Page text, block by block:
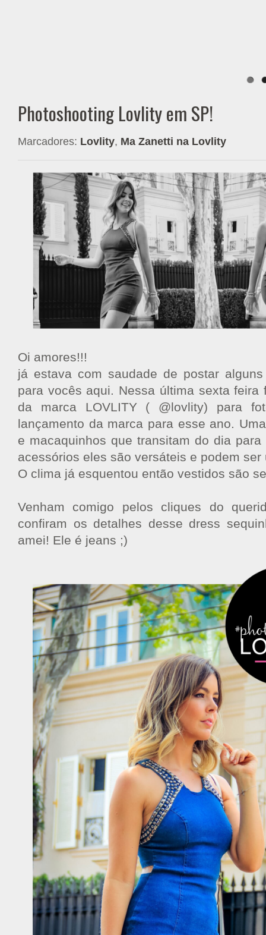
Photoshooting Lovlity em SP!
Marcadores: Lovlity, Ma Zanetti na Lovlity
Oi amores!!!
já estava com saudade de postar
para vocês aqui. Nessa última sexta feira
da marca LOVLITY ( @lovlity) para
lançamento da marca para esse ano.
e macaquinhos que transitam do dia
acessórios eles são versáteis e podem
O clima já esquentou então vestidos são
Venham comigo pelos cliques do
confiram os detalhes desse dress
amei! Ele é jeans ;)